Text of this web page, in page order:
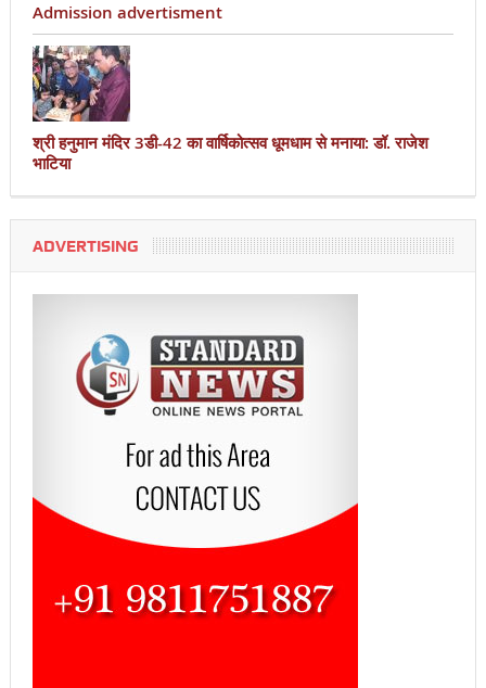
Admission advertisment
श्री हनुमान मंदिर 3डी-42 का वार्षिकोत्सव धूमधाम से मनाया: डॉ. राजेश
भाटिया
ADVERTISING